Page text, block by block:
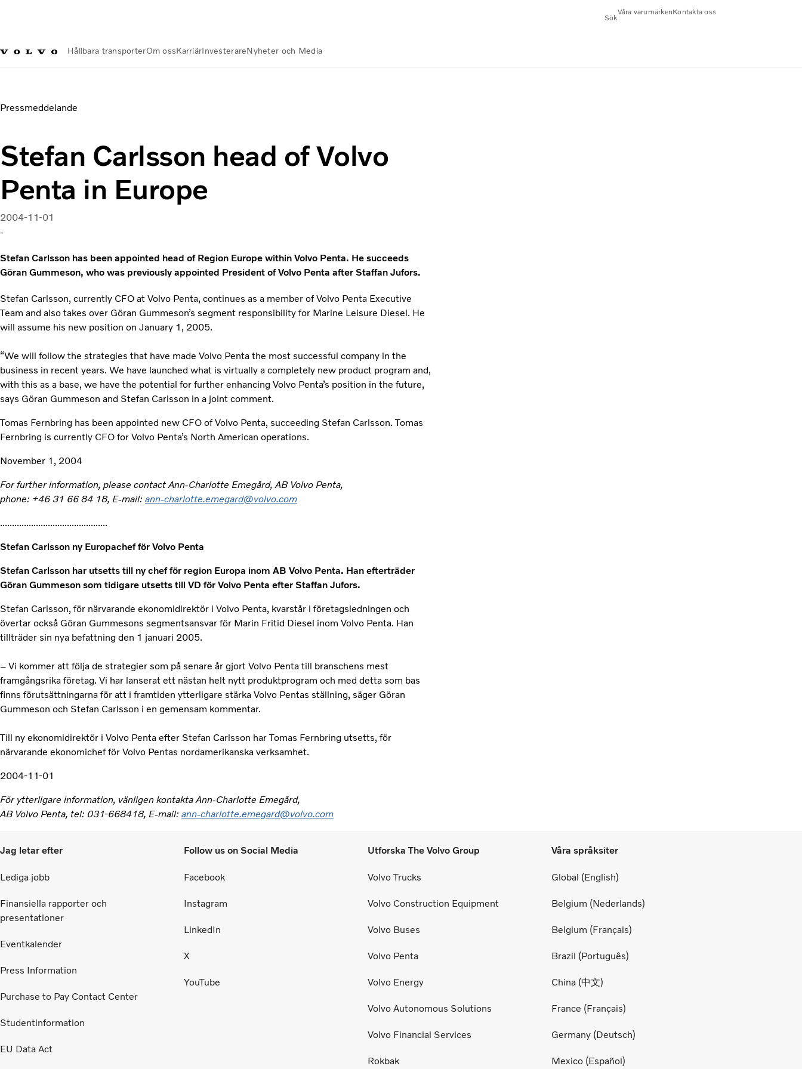
Sök
Våra varumärkenKontakta oss
Hållbara transporterOm ossKarriärInvesterareNyheter och Media
Pressmeddelande
Stefan Carlsson head of Volvo
Penta in Europe
2004-11-01
-
Stefan Carlsson has been appointed head of Region Europe within Volvo Penta. He succeeds
Göran Gummeson, who was previously appointed President of Volvo Penta after Staffan Jufors.
Stefan Carlsson, currently CFO at Volvo Penta, continues as a member of Volvo Penta Executive
Team and also takes over Göran Gummeson’s segment responsibility for Marine Leisure Diesel. He
will assume his new position on January 1, 2005.
“We will follow the strategies that have made Volvo Penta the most successful company in the
business in recent years. We have launched what is virtually a completely new product program and,
with this as a base, we have the potential for further enhancing Volvo Penta’s position in the future,
says Göran Gummeson and Stefan Carlsson in a joint comment.
Tomas Fernbring has been appointed new CFO of Volvo Penta, succeeding Stefan Carlsson. Tomas
Fernbring is currently CFO for Volvo Penta’s North American operations.
November 1, 2004
For further information, please contact Ann-Charlotte Emegård, AB Volvo Penta,
phone: +46 31 66 84 18, E-mail: ann-charlotte.emegard@volvo.com
.............................................
Stefan Carlsson ny Europachef för Volvo Penta
Stefan Carlsson har utsetts till ny chef för region Europa inom AB Volvo Penta. Han efterträder
Göran Gummeson som tidigare utsetts till VD för Volvo Penta efter Staffan Jufors.
Stefan Carlsson, för närvarande ekonomidirektör i Volvo Penta, kvarstår i företagsledningen och
övertar också Göran Gummesons segmentsansvar för Marin Fritid Diesel inom Volvo Penta. Han
tillträder sin nya befattning den 1 januari 2005.
– Vi kommer att följa de strategier som på senare år gjort Volvo Penta till branschens mest
framgångsrika företag. Vi har lanserat ett nästan helt nytt produktprogram och med detta som bas
finns förutsättningarna för att i framtiden ytterligare stärka Volvo Pentas ställning, säger Göran
Gummeson och Stefan Carlsson i en gemensam kommentar.
Till ny ekonomidirektör i Volvo Penta efter Stefan Carlsson har Tomas Fernbring utsetts, för
närvarande ekonomichef för Volvo Pentas nordamerikanska verksamhet.
2004-11-01
För ytterligare information, vänligen kontakta Ann-Charlotte Emegård,
AB Volvo Penta, tel: 031-668418, E-mail: ann-charlotte.emegard@volvo.com
Jag letar efter
Lediga jobb
Finansiella rapporter och
presentationer
Eventkalender
Press Information
Purchase to Pay Contact Center
Studentinformation
EU Data Act
Follow us on Social Media
Facebook
Instagram
LinkedIn
X
YouTube
Utforska The Volvo Group
Volvo Trucks
Volvo Construction Equipment
Volvo Buses
Volvo Penta
Volvo Energy
Volvo Autonomous Solutions
Volvo Financial Services
Rokbak
Våra språksiter
Global (English)
Belgium (Nederlands)
Belgium (Français)
Brazil (Português)
China (中文)
France (Français)
Germany (Deutsch)
Mexico (Español)